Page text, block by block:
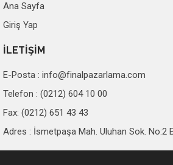
Ana Sayfa
Giriş Yap
İLETİŞİM
E-Posta : info@finalpazarlama.com
Telefon : (0212) 604 10 00
Fax: (0212) 651 43 43
Adres : İsmetpaşa Mah. Uluhan Sok. No:2